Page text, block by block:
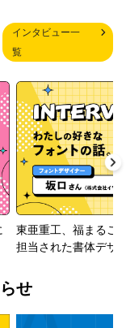
インタビュー一
覧
東亜重工、福まるご
担当された書体デザ
せ